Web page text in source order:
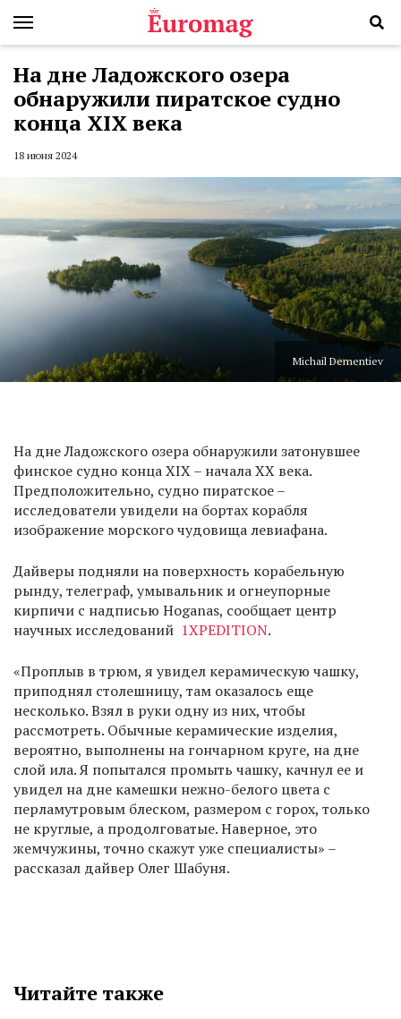
На дне Ладожского озера
обнаружили пиратское судно
конца XIX века
18 июня 2024
Michail Dementiev
На дне Ладожского озера обнаружили затонувшее
финское судно конца XIX – начала XX века.
Предположительно, судно пиратское –
исследователи увидели на бортах корабля
изображение морского чудовища левиафана.
Дайверы подняли на поверхность корабельную
рынду, телеграф, умывальник и огнеупорные
кирпичи с надписью Hoganas, сообщает центр
научных исследований 1XPEDITION.
«Проплыв в трюм, я увидел керамическую чашку,
приподнял столешницу, там оказалось еще
несколько. Взял в руки одну из них, чтобы
рассмотреть. Обычные керамические изделия,
вероятно, выполнены на гончарном круге, на дне
слой ила. Я попытался промыть чашку, качнул ее и
увидел на дне камешки нежно-белого цвета с
перламутровым блеском, размером с горох, только
не круглые, а продолговатые. Наверное, это
жемчужины, точно скажут уже специалисты» –
рассказал дайвер Олег Шабуня.
Читайте также